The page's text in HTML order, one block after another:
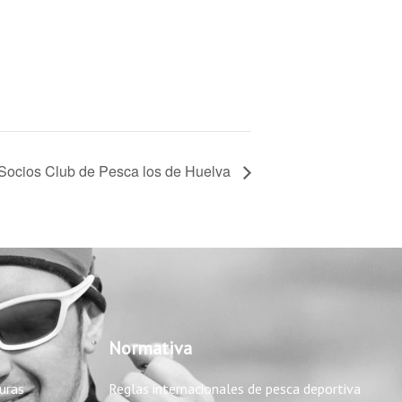
Club de Pesca los de Huelva
Normativa
Reglas internacionales de pesca deportiva